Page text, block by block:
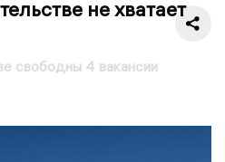
не хватает
свободны 4 вакансии